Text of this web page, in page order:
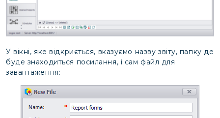
У вікні, яке відкриється, вказуємо назву звіту, папку де
буде знаходиться посилання, і сам файл для
завантаження: